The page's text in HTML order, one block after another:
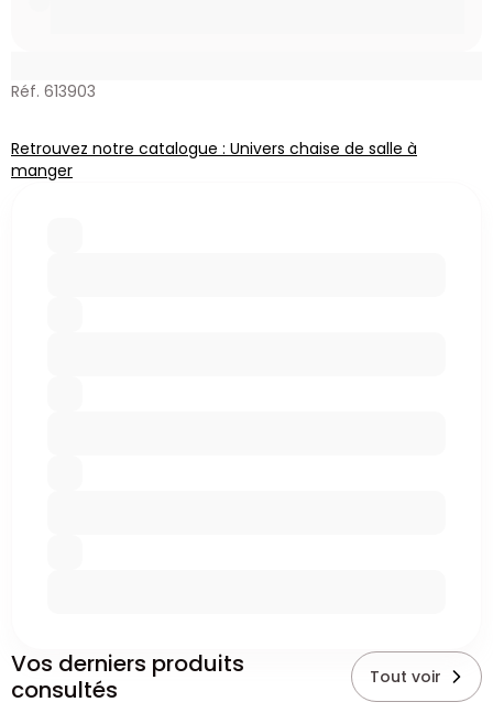
Réf. 613903
Retrouvez notre catalogue : Univers chaise de salle à
manger
Vos derniers produits
consultés
Tout voir